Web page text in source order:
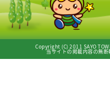
Copyright (C) 2011 SAYO
当サイトの掲載内容の無断